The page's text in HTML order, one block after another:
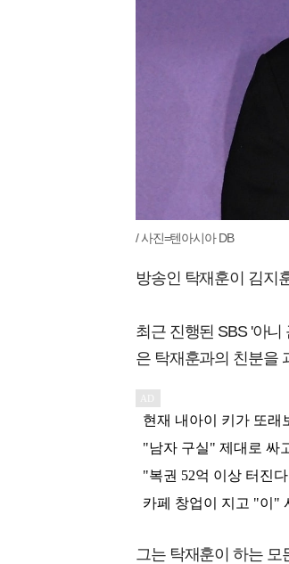
/ 사진=텐아시아 DB
방송인 탁재훈이 김지
최근 진행된 SBS '아
은 탁재훈과의 친분을
그는 탁재훈이 하는